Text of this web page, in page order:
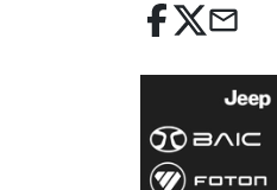
email